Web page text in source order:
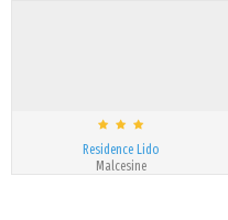
Residence Lido
Malcesine